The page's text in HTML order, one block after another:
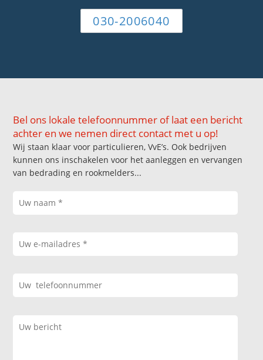
030-2006040
Bel ons lokale telefoonnummer of laat een bericht
achter en we nemen direct contact met u op!
Wij staan klaar voor particulieren, VvE’s. Ook bedrijven
kunnen ons inschakelen voor het aanleggen en vervangen
van bedrading en rookmelders...